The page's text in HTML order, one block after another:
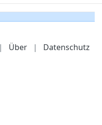
| Über | Datenschutz